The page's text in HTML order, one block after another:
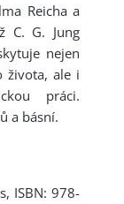
Reicha a
C. G. Jung
nejen
života, ale i
práci.
a básní.
ISBN: 978-